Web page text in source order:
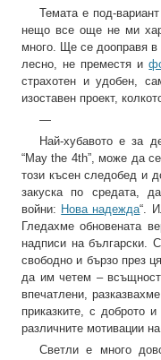
Темата е под-
нещо все още не ми
много. Ще се дооправя
лесно, не преместя и
страхотен и удобен,
изоставен проект,
—
Най-хубавото е за
“May the 4th”, може да
този късен следобед и
закуска по средата,
войни: Нова надежда“.
Гледахме обновената
надписи на български.
свободно и бързо през
да им четем –
впечатлени,
приказките, с доброто
различните мотивации
Светли е много